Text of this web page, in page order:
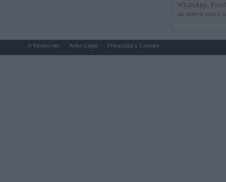
WhatsApp,
un nuevo cruce
© Kiosko.net Aviso Legal Privacidad y Cookies